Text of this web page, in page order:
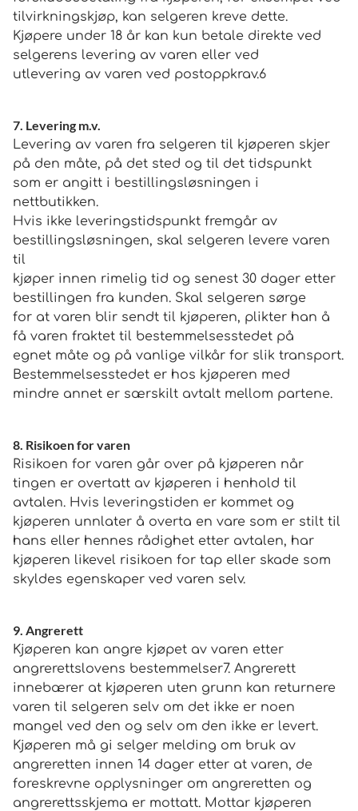
tilvirkningskjøp, kan selgeren kreve dette.
Kjøpere under 18 år kan kun betale direkte ved
selgerens levering av varen eller ved
utlevering av varen ved postoppkrav.6
7. Levering m.v.
Levering av varen fra selgeren til kjøperen skjer
på den måte, på det sted og til det tidspunkt
som er angitt i bestillingsløsningen i
nettbutikken.
Hvis ikke leveringstidspunkt fremgår av
bestillingsløsningen, skal selgeren levere varen
til
kjøper innen rimelig tid og senest 30 dager etter
bestillingen fra kunden. Skal selgeren sørge
for at varen blir sendt til kjøperen, plikter han å
få varen fraktet til bestemmelsesstedet på
egnet måte og på vanlige vilkår for slik transport.
Bestemmelsesstedet er hos kjøperen med
mindre annet er særskilt avtalt mellom partene.
8. Risikoen for varen
Risikoen for varen går over på kjøperen når
tingen er overtatt av kjøperen i henhold til
avtalen. Hvis leveringstiden er kommet og
kjøperen unnlater å overta en vare som er stilt til
hans eller hennes rådighet etter avtalen, har
kjøperen likevel risikoen for tap eller skade som
skyldes egenskaper ved varen selv.
9. Angrerett
Kjøperen kan angre kjøpet av varen etter
angrerettslovens bestemmelser7. Angrerett
innebærer at kjøperen uten grunn kan returnere
varen til selgeren selv om det ikke er noen
mangel ved den og selv om den ikke er levert.
Kjøperen må gi selger melding om bruk av
angreretten innen 14 dager etter at varen, de
foreskrevne opplysninger om angreretten og
angrerettsskjema er mottatt. Mottar kjøperen